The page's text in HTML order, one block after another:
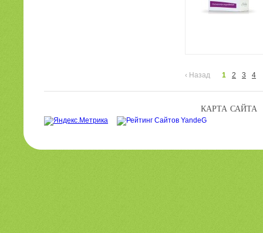
‹ Назад 1 2 3 4
КАРТА САЙТА